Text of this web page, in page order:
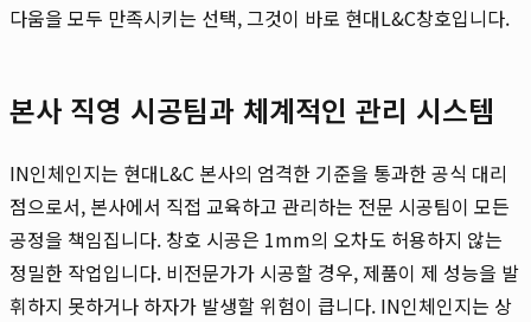
다움을 모두 만족시키는 선택, 그것이 바로 현대L&C창호입니다.
본사 직영 시공팀과 체계적인 관리 시스템
IN인체인지는 현대L&C 본사의 엄격한 기준을 통과한 공식 대리
점으로서, 본사에서 직접 교육하고 관리하는 전문 시공팀이 모든
공정을 책임집니다. 창호 시공은 1mm의 오차도 허용하지 않는
정밀한 작업입니다. 비전문가가 시공할 경우, 제품이 제 성능을 발
휘하지 못하거나 하자가 발생할 위험이 큽니다. IN인체인지는 상